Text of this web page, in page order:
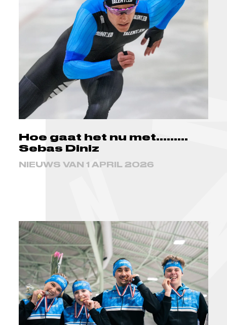
Hoe gaat het nu met.........
Sebas Diniz
NIEUWS VAN 1 APRIL 2026